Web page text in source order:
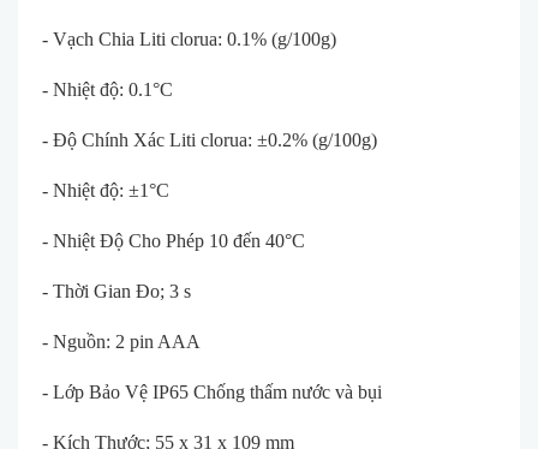
- Vạch Chia Liti clorua: 0.1% (g/100g)
- Nhiệt độ: 0.1°C
- Độ Chính Xác Liti clorua: ±0.2% (g/100g)
- Nhiệt độ: ±1°C
- Nhiệt Độ Cho Phép 10 đến 40°C
- Thời Gian Đo; 3 s
- Nguồn: 2 pin AAA
- Lớp Bảo Vệ IP65 Chống thấm nước và bụi
- Kích Thước; 55 x 31 x 109 mm